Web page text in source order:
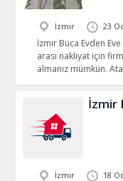
İzmir 23
İzmir Buca Evden
arası nakliyat için
almanız mümkün.
İzmir
İzmir 18